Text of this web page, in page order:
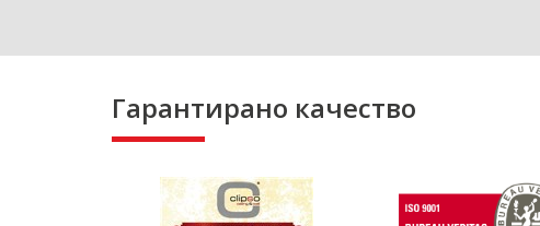
Гарантирано качество